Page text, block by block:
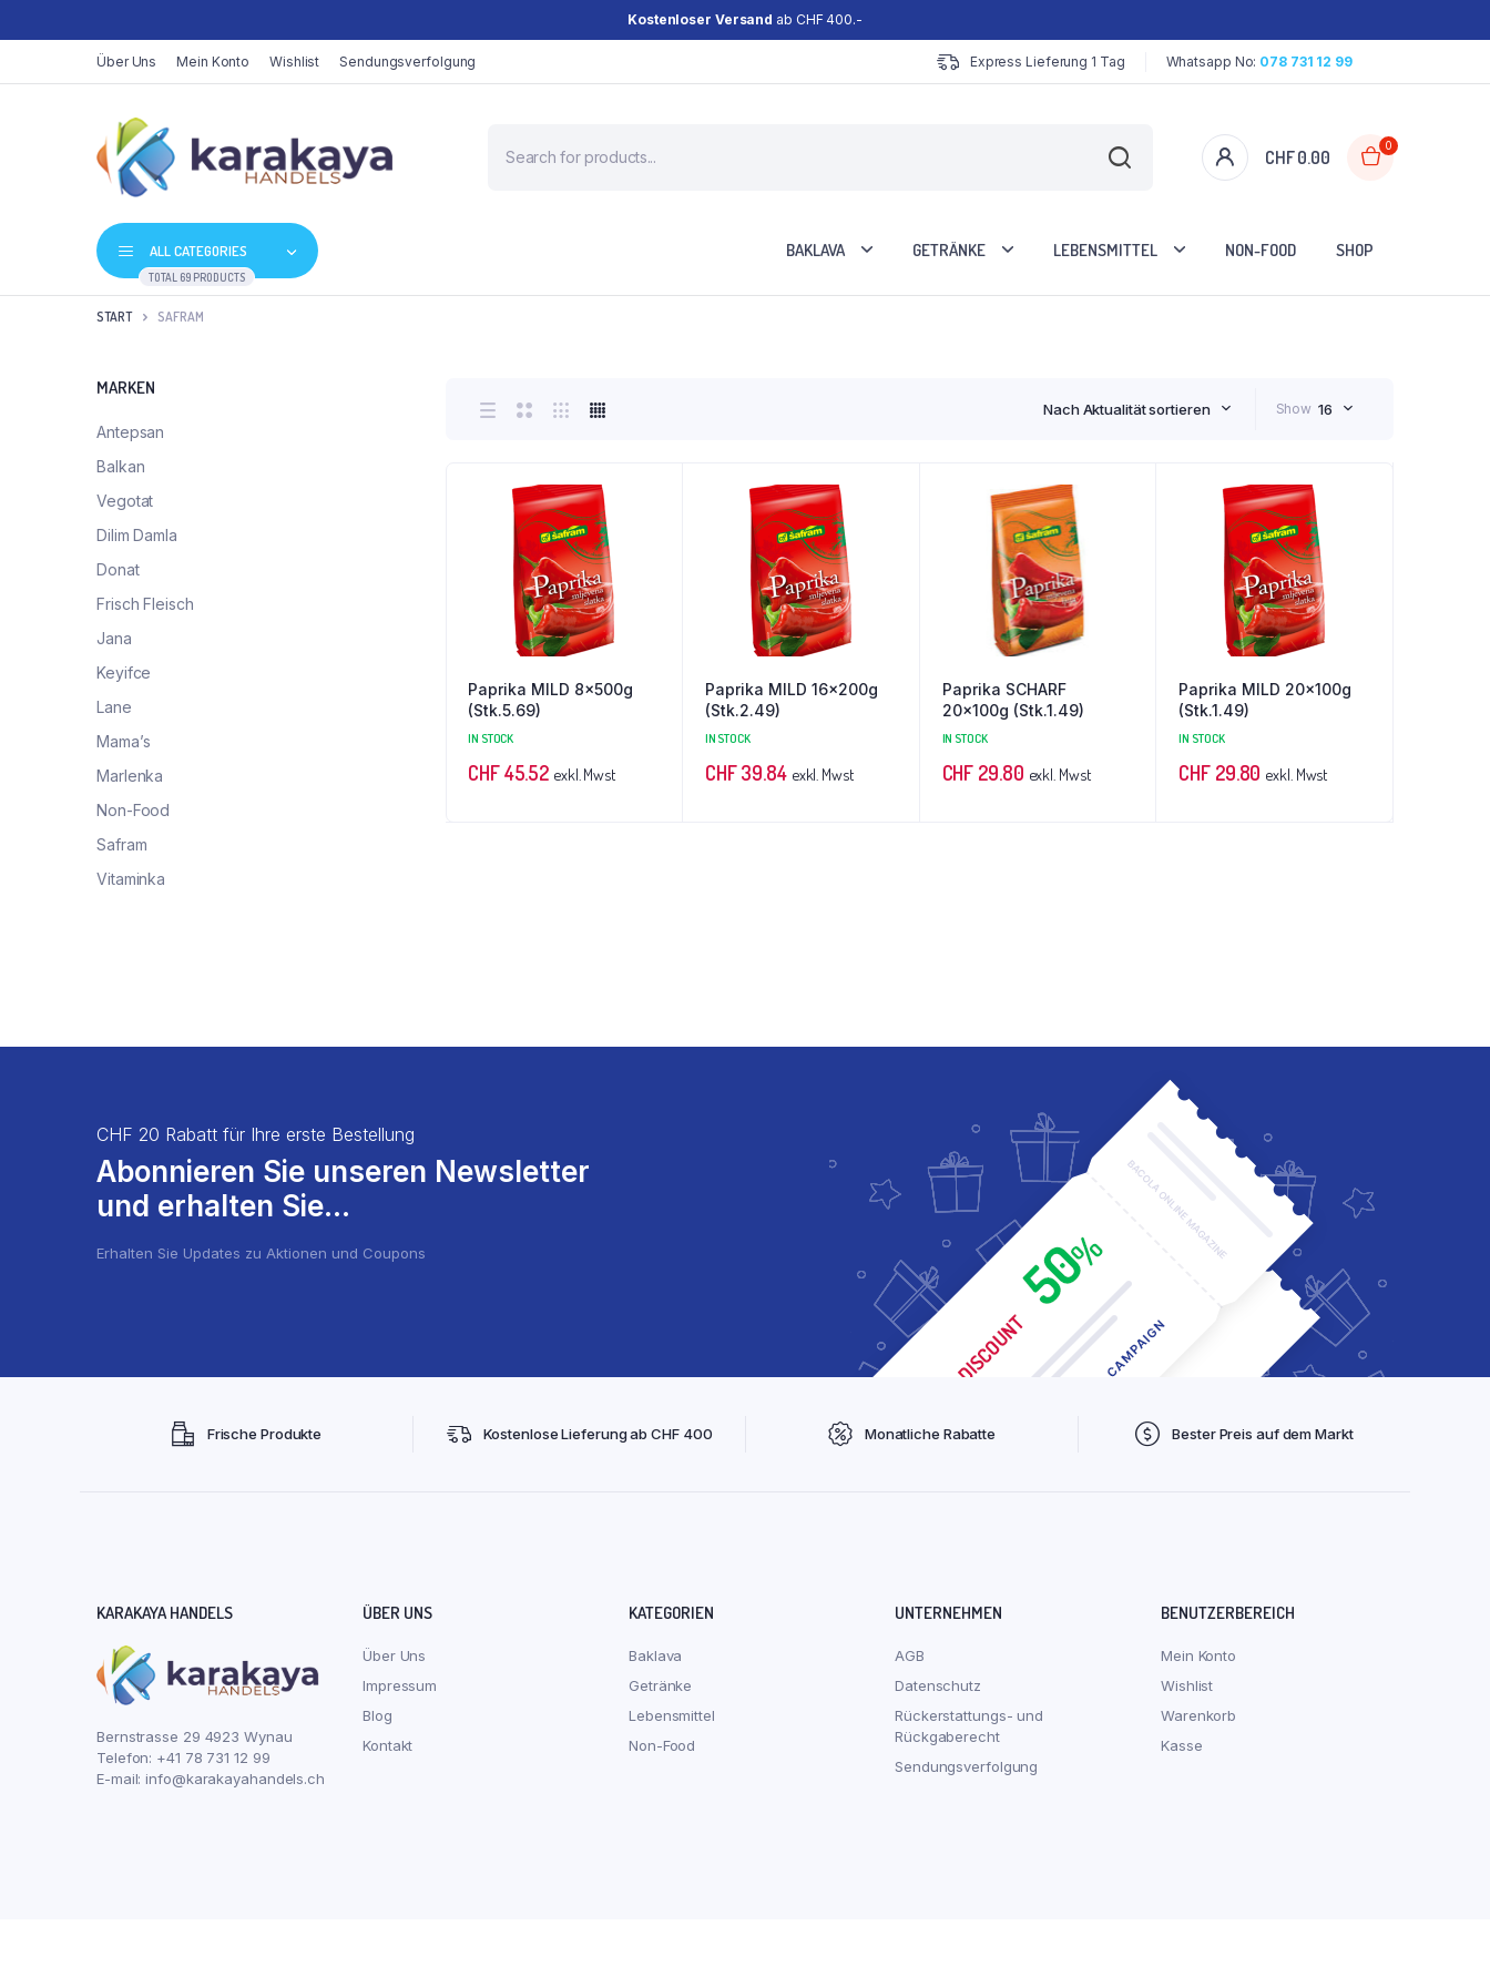
Kostenloser Versand ab CHF 400.-
Über Uns Mein Konto Wishlist Sendungsverfolgung Express Lieferung 1 Tag Whatsapp No: 078 731 12 99
search
CHF0.00
0
ALL CATEGORIES
TOTAL 69 PRODUCTS
BAKLAVA GETRÄNKE LEBENSMITTEL NON-FOOD SHOP
START SAFRAM
Nach Aktualität sortieren Show 16
Paprika MILD 8x500g
(Stk.5.69)
IN STOCK
CHF45.52 exkl. Mwst
Paprika MILD 16x200g
(Stk.2.49)
IN STOCK
CHF39.84 exkl. Mwst
Paprika SCHARF
20x100g (Stk.1.49)
IN STOCK
CHF 29.80 exkl. Mwst
Paprika MILD 20x100g
(Stk.1.49)
IN STOCK
CHF29.80 exkl. Mwst
MARKEN
Antepsan
Balkan
Vegotat
Dilim Damla
Donat
Frisch Fleisch
Jana
Keyifce
Lane
Mama’s
Marlenka
Non-Food
Safram
Vitaminka
CHF 20 Rabatt für Ihre erste Bestellung
Abonnieren Sie unseren Newsletter
und erhalten Sie...
Erhalten Sie Updates zu Aktionen und Coupons
Frische Produkte Kostenlose Lieferung ab CHF 400 Monatliche Rabatte Bester Preis auf dem Markt
KARAKAYA HANDELS
Bernstrasse 29 4923 Wynau
Telefon: +41 78 731 12 99
E-mail:info@karakayahandels.ch
ÜBER UNS
Über Uns
Impressum
Blog
Kontakt
KATEGORIEN
Baklava
Getränke
Lebensmittel
Non-Food
UNTERNEHMEN
AGB
Datenschutz
Rückerstattungs- und
Rückgaberecht
Sendungsverfolgung
BENUTZERBEREICH
Mein Konto
Wishlist
Warenkorb
Kasse